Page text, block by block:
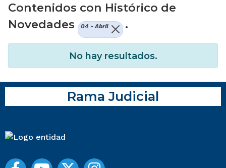
Contenidos con Histórico de
Novedades
04 - Abril .
No hay resultados.
Rama Judicial